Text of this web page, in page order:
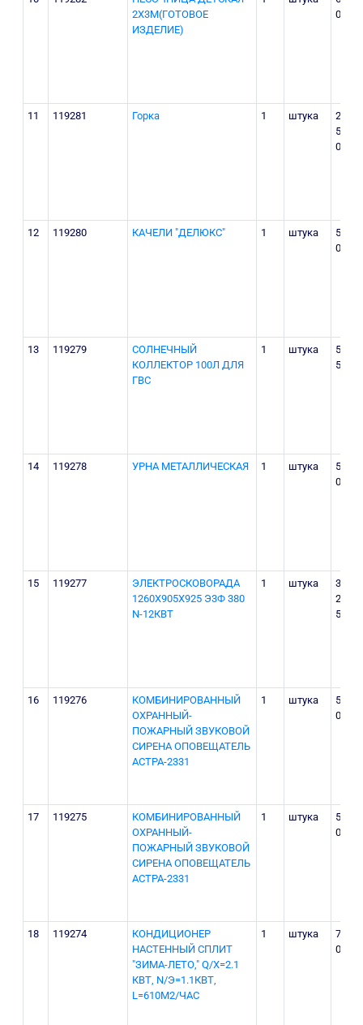
2X3М(ГОТОВОЕ
ИЗДЕЛИЕ)
000
11 119281 Горка 1 штука
22
580
000
12 119280 КАЧЕЛИ "ДЕЛЮКС" 1 штука
5 120
000
13 119279
СОЛНЕЧНЫЙ
КОЛЛЕКТОР 100Л ДЛЯ
ГВС
1 штука
5 650
500
14 119278 УРНА МЕТАЛЛИЧЕСКАЯ 1 штука
520
000
15 119277
ЭЛЕКТРОСКОВОРАДА
1260Х905Х925 Э3Ф 380
N-12КВТ
1 штука
38
200
500
16 119276
КОМБИНИРОВАННЫЙ
ОХРАННЫЙ-
ПОЖАРНЫЙ ЗВУКОВОЙ
СИРЕНА ОПОВЕЩАТЕЛЬ
АСТРА-2331
1 штука
560
000
17 119275
КОМБИНИРОВАННЫЙ
ОХРАННЫЙ-
ПОЖАРНЫЙ ЗВУКОВОЙ
СИРЕНА ОПОВЕЩАТЕЛЬ
АСТРА-2331
1 штука
560
000
18 119274
КОНДИЦИОНЕР
НАСТЕННЫЙ СПЛИТ
"ЗИМА-ЛЕТО," Q/X=2.1
КВТ, N/Э=1.1КВТ,
L=610М2/ЧАС
1 штука
7 260
000